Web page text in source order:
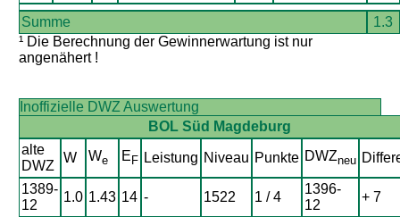
Summe
1.3
¹ Die Berechnung der Gewinnerwartung ist nur
angenähert !
Inoffizielle DWZ Auswertung
BOL Süd Magdeburg
alte
DWZ
W We E F Leistung Niveau Punkte DWZneu
1389-
12
1.0 1.43 14 - 1522 1 / 4
1396-
12
+ 7